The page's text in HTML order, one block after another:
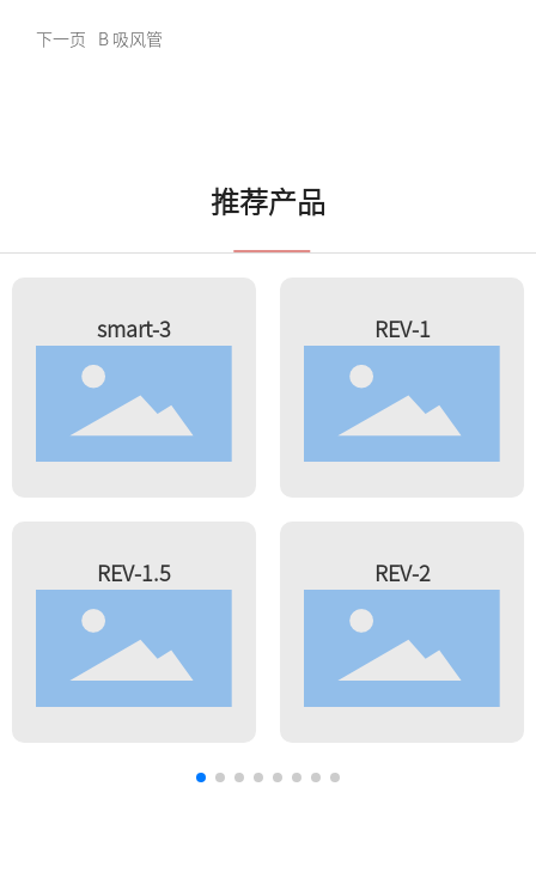
下一页 B 吸风管
推荐产品
smart-3 REV-1
REV-1.5 REV-2